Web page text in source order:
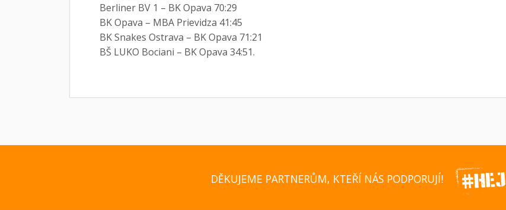
Berliner BV 1 – BK Opava 70:29
BK Opava – MBA Prievidza 41:45
BK Snakes Ostrava – BK Opava 71:21
BŠ LUKO Bociani – BK Opava 34:51.
DĚKUJEME PARTNERŮM, KTEŘÍ NÁS PODPORUJÍ!